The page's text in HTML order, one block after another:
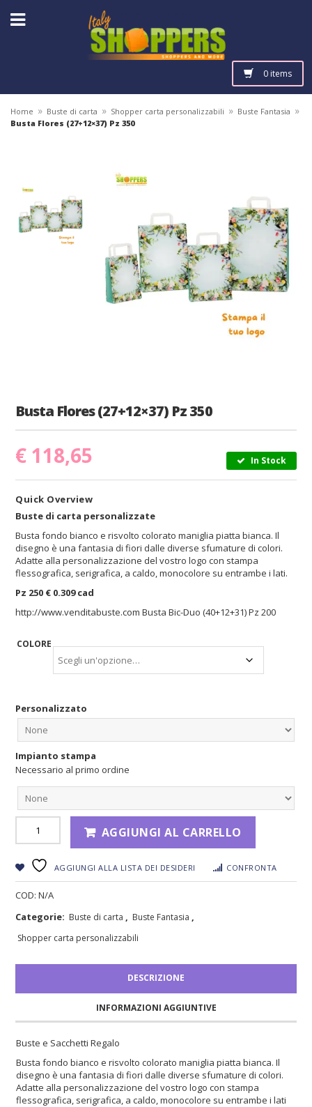
0 items
Home » Buste di carta » Shopper carta personalizzabili » Buste Fantasia »
Busta Flores (27+12×37) Pz 350
Busta Flores (27+12×37) Pz 350
€ 118,65 In Stock
Quick Overview
Buste di carta personalizzate
Busta fondo bianco e risvolto colorato maniglia piatta bianca. Il
disegno è una fantasia di fiori dalle diverse sfumature di colori.
Adatte alla personalizzazione del vostro logo con stampa
flessografica, serigrafica, a caldo, monocolore su entrambe i lati.
Pz 250 € 0.309 cad
http://www.venditabuste.com Busta Bic-Duo (40+12+31) Pz 200
COLORE
Personalizzato
Impianto stampa
Necessario al primo ordine
AGGIUNGI AL CARRELLO
AGGIUNGI ALLA LISTA DEI DESIDERI CONFRONTA
COD: N/A
Categorie: Buste di carta , Buste Fantasia ,
Shopper carta personalizzabili
DESCRIZIONE
INFORMAZIONI AGGIUNTIVE
Buste e Sacchetti Regalo
Busta fondo bianco e risvolto colorato maniglia piatta bianca. Il
disegno è una fantasia di fiori dalle diverse sfumature di colori.
Adatte alla personalizzazione del vostro logo con stampa
flessografica, serigrafica, a caldo, monocolore su entrambe i lati